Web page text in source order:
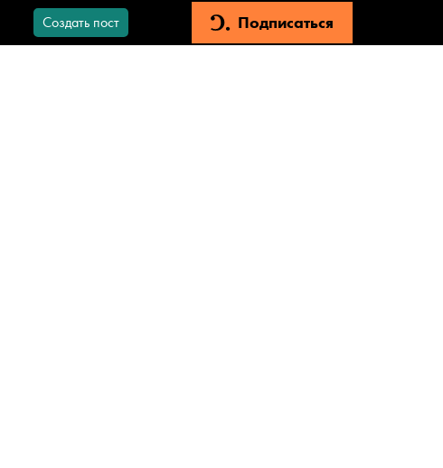
Создать пост Подписаться